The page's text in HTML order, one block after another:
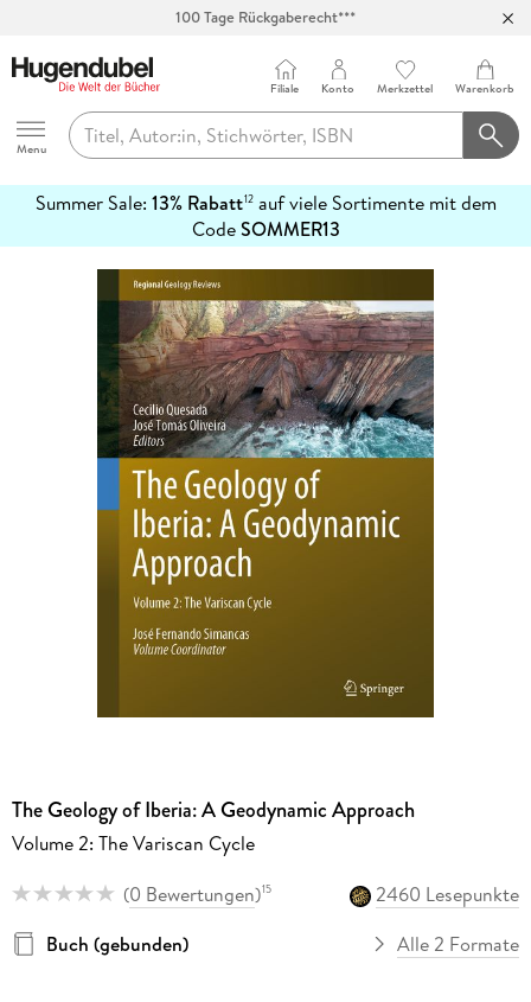
100 Tage Rückgaberecht***
Hugendubel
Menu
Filiale Konto Merkzettel Warenkorb
Summer Sale: 13% Rabatt12auf viele Sortimente mit dem
CodeSOMMER13
erfahren
The Geology of Iberia: A Geodynamic Approach
Volume 2: The Variscan Cycle
(0 Bewertungen)15
2460 Lesepunkte
Buch (gebunden)
Alle 2 Formate